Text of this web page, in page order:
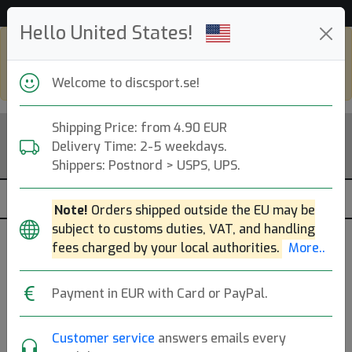
Hello United States!
Welcome to discsport.se!
Shipping Price: from 4.90 EUR
Delivery Time: 2-5 weekdays.
Shippers: Postnord > USPS, UPS.
Note! Orders shipped outside the EU may be
subject to customs duties, VAT, and handling
fees charged by your local authorities. More..
Payment in EUR with Card or PayPal.
Customer service answers emails every
go todiscsport.com
Previous Next
Star Nite Glo